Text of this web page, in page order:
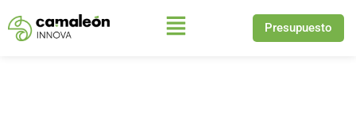
Saltar
Presupuesto